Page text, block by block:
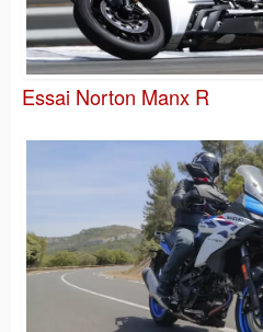
Essai Norton Manx R